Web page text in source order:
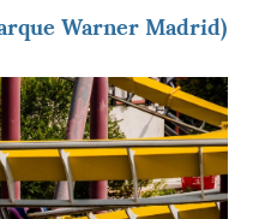
Warner Madrid)